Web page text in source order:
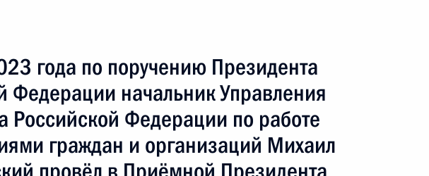
города и темы
года по поручению Президента
Федерации начальник Управления
Российской Федерации по работе
граждан и организаций Михаил